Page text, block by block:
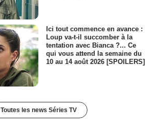
Ici tout commence en avance :
Loup va-t-il succomber à la
tentation avec Bianca ?... Ce
qui vous attend la semaine du
10 au 14 août 2026 [SPOILERS]
Toutes les news Séries TV